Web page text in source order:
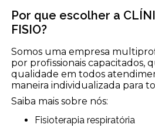
Por que escolher a
FISIO?
Somos uma empresa
por profissionais capacitados,
qualidade em todos
maneira individualizada para
Saiba mais sobre nós:
Fisioterapia respiratória